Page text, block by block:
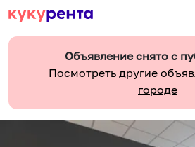
Объявление снято с
Посмотреть другие
городе